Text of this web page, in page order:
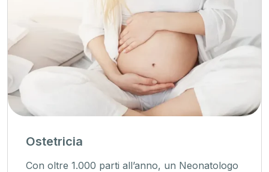
Ostetricia
Con oltre 1.000 parti all’anno, un Neonatologo